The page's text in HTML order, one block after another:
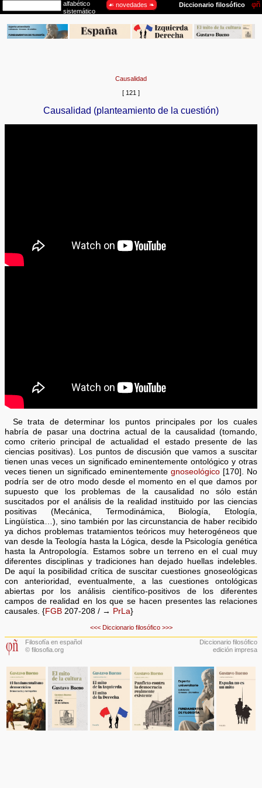
Causalidad
[ 121 ]
Causalidad (planteamiento de la cuestión)
Se trata de determinar los puntos principales por los cuales
habría de pasar una doctrina actual de la causalidad (tomando,
como criterio principal de actualidad el estado presente de las
ciencias positivas). Los puntos de discusión que vamos a suscitar
tienen unas veces un significado eminentemente ontológico y otras
veces tienen un significado eminentemente gnoseológico[170]. No
podría ser de otro modo desde el momento en el que damos por
supuesto que los problemas de la causalidad no sólo están
suscitados por el análisis de la realidad instituido por las ciencias
positivas (Mecánica, Termodinámica, Biología, Etología,
Lingüística…), sino también por las circunstancia de haber recibido
ya dichos problemas tratamientos teóricos muy heterogéneos que
van desde la Teología hasta la Lógica, desde la Psicología genética
hasta la Antropología. Estamos sobre un terreno en el cual muy
diferentes disciplinas y tradiciones han dejado huellas indelebles.
De aquí la posibilidad crítica de suscitar cuestiones gnoseológicas
con anterioridad, eventualmente, a las cuestiones ontológicas
abiertas por los análisis científico-positivos de los diferentes
campos de realidad en los que se hacen presentes las relaciones
causales. {FGB 207-208 / → PrLa}
<<< Diccionario filosófico >>>
Filosofía en español
© filosofia.org
Diccionario filosófico
edición impresa